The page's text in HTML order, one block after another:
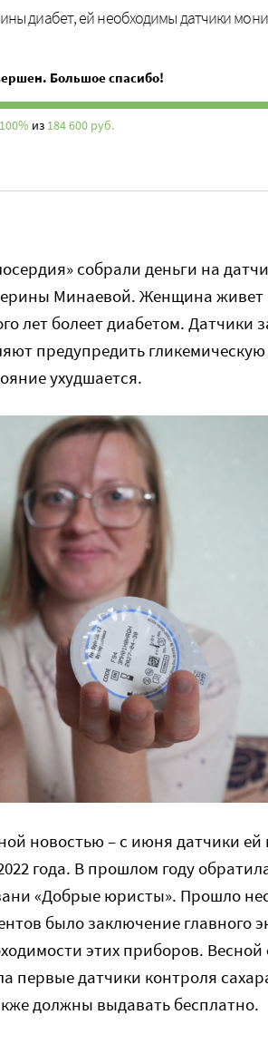
диабет, ей необходимы датчики
Большое спасибо!
100% из 184 600 руб.
собрали деньги на
Минаевой. Женщина
лет болеет диабетом. Датчики
предупредить
ухудшается.
новостью – с июня датчики ей
года. В прошлом году
«Добрые юристы». Прошло
было заключение главного
этих приборов. Весной
первые датчики контроля
должны выдавать бесплатно.